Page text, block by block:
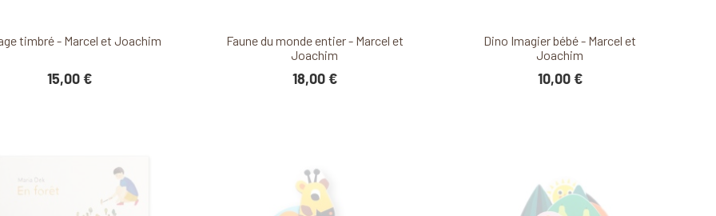
timbré - Marcel et Joachim
15,00 €
Faune du monde entier - Marcel et
Joachim
18,00 €
Dino Imagier bébé - Marcel et
Joachim
10,00 €